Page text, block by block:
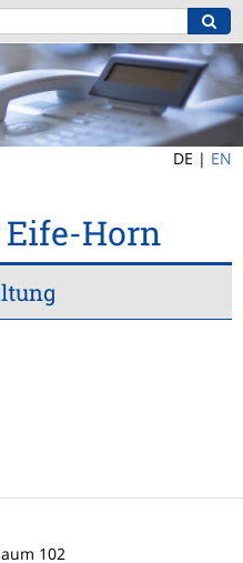
DE | EN
Eife-Horn
102